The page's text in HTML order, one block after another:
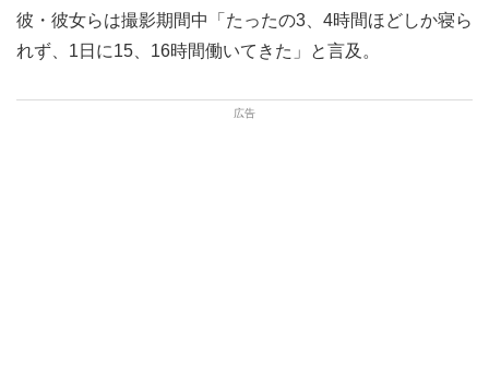
彼・彼女らは撮影期間中「たったの3、4時間ほどしか寝ら
れず、1日に15、16時間働いてきた」と言及。